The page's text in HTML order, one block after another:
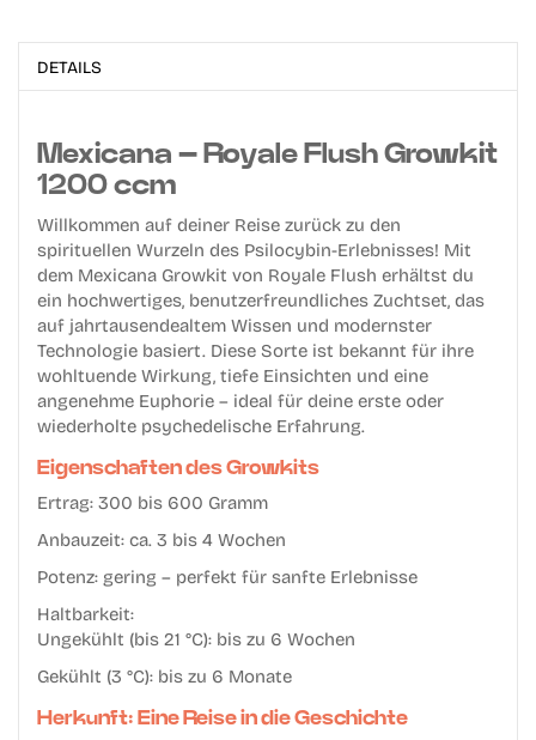
DETAILS
Mexicana – Royale Flush Growkit
1200 ccm
Willkommen auf deiner Reise zurück zu den
spirituellen Wurzeln des Psilocybin-Erlebnisses! Mit
dem Mexicana Growkit von Royale Flush erhältst du
ein hochwertiges, benutzerfreundliches Zuchtset, das
auf jahrtausendealtem Wissen und modernster
Technologie basiert. Diese Sorte ist bekannt für ihre
wohltuende Wirkung, tiefe Einsichten und eine
angenehme Euphorie – ideal für deine erste oder
wiederholte psychedelische Erfahrung.
Eigenschaften des Growkits
Ertrag: 300 bis 600 Gramm
Anbauzeit: ca. 3 bis 4 Wochen
Potenz: gering – perfekt für sanfte Erlebnisse
Haltbarkeit:
Ungekühlt (bis 21 °C): bis zu 6 Wochen
Gekühlt (3 °C): bis zu 6 Monate
Herkunft: Eine Reise in die Geschichte